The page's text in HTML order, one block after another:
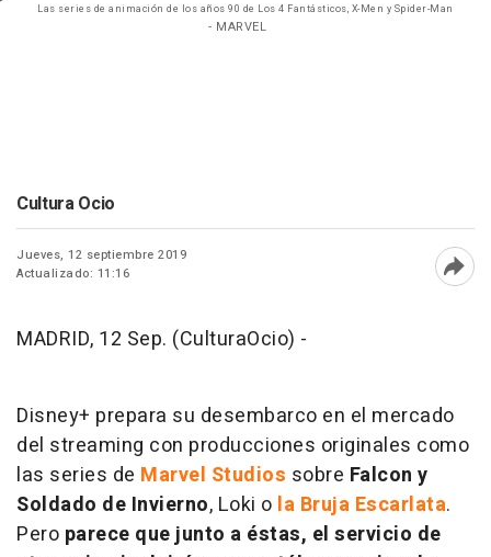
Las series de animación de los años 90 de Los 4 Fantásticos, X-Men y Spider-Man
- MARVEL
Cultura Ocio
Jueves, 12 septiembre 2019
Actualizado: 11:16
MADRID, 12 Sep. (CulturaOcio) -
Disney+ prepara su desembarco en el mercado
del streaming con producciones originales como
las series de Marvel Studios sobre Falcon y
Soldado de Invierno, Loki o la Bruja Escarlata.
Pero parece que junto a éstas, el servicio de